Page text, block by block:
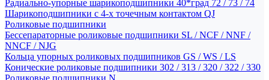
Радиально-упорные шарикоподшипники 40*град 72 / 73 / 74
Шарикоподшипники с 4-х точечным контактом QJ
Роликовые подшипники
Бессепараторные роликовые подшипники SL / NCF / NNF /
NNCF / NJG
Кольца упорных роликовых подшипников GS / WS / LS
Конические роликовые подшипники 302 / 313 / 320 / 322 / 330
Роликовые подшипники N